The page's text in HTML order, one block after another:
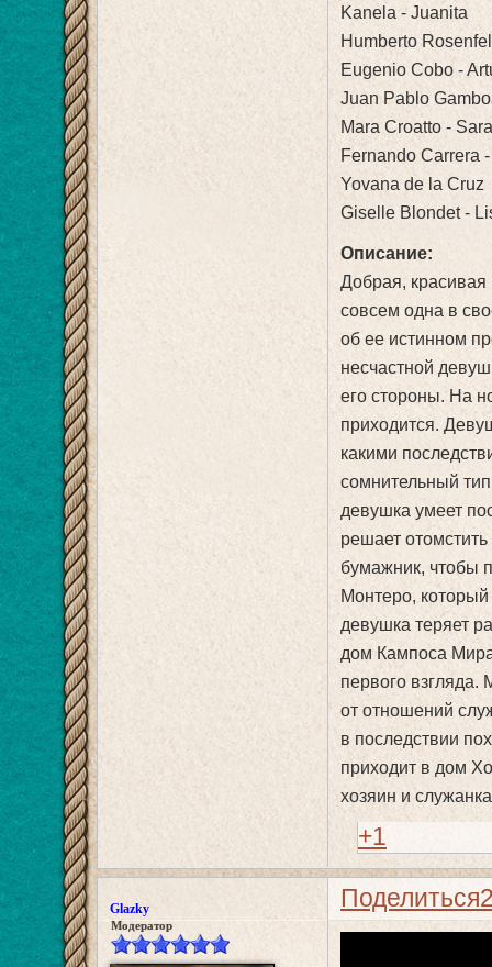
Kanela - Juanita
Humberto
Eugenio Cobo -
Juan Pablo
Mara Croatto -
Fernando Carrera
Yovana de la Cruz
Giselle Blondet -
Описание:
Добрая, красивая
совсем одна в
об ее истинном
несчастной
его стороны. На
приходится.
какими
сомнительный
девушка умеет
решает
бумажник, чтобы
Монтеро, который
девушка теряет
дом Кампоса
первого
от отношений
в последствии
приходит в дом
хозяин и
+1
Поделиться
Glazky
Модератор